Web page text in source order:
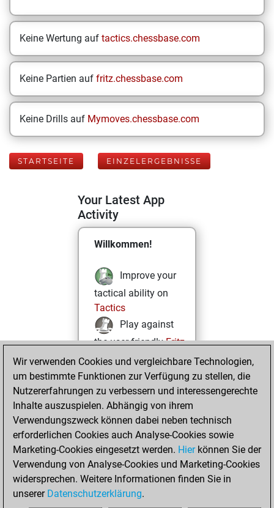
Keine Wertung auf tactics.chessbase.com
Keine Partien auf fritz.chessbase.com
Keine Drills auf Mymoves.chessbase.com
STARTSEITE EINZELERGEBNISSE
Your Latest App
Activity
Willkommen!
Improve your
tactical ability on
Tactics
Play against
the user friendlyFritz
Test and
improve your
openings knowledge
onMyMoves
Play and
follow your friends'
games on Play
Solve some
beautiful and
Wir verwenden Cookies und vergleichbare Technologien,
um bestimmte Funktionen zur Verfügung zu stellen, die
Nutzererfahrungen zu verbessern und interessengerechte
Inhalte auszuspielen. Abhängig von ihrem
Verwendungszweck können dabei neben technisch
erforderlichen Cookies auch Analyse-Cookies sowie
Marketing-Cookies eingesetzt werden. Hierkönnen Sie der
Verwendung von Analyse-Cookies und Marketing-Cookies
widersprechen. Weitere Informationen finden Sie in
unserer Datenschutzerklärung.